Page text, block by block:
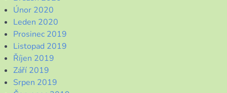
Únor 2020
Leden 2020
Prosinec 2019
Listopad 2019
Říjen 2019
Září 2019
Srpen 2019